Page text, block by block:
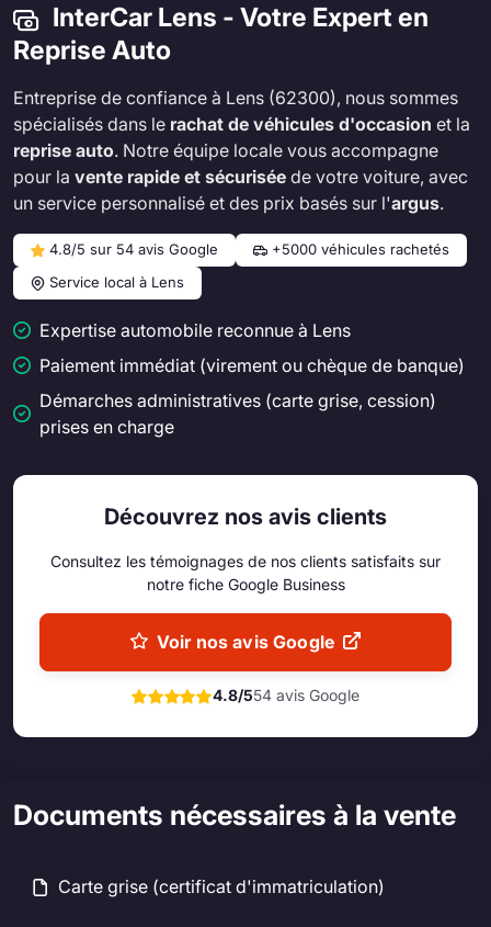
InterCar Lens - Votre Expert en
Reprise Auto
Entreprise de confiance à Lens (62300), nous sommes
spécialisés dans le rachat de véhicules d'occasion et la
reprise auto. Notre équipe locale vous accompagne
pour la vente rapide et sécurisée de votre voiture, avec
un service personnalisé et des prix basés sur l'argus.
4.8/5 sur 54 avis Google
+5000 véhicules rachetés
Service local à Lens
Expertise automobile reconnue à Lens
Paiement immédiat (virement ou chèque de banque)
Démarches administratives (carte grise, cession)
prises en charge
Découvrez nos avis clients
Consultez les témoignages de nos clients satisfaits sur
notre fiche Google Business
Voir nos avis Google
4.8/554 avis Google
Documents nécessaires à la vente
Carte grise (certificat d'immatriculation)